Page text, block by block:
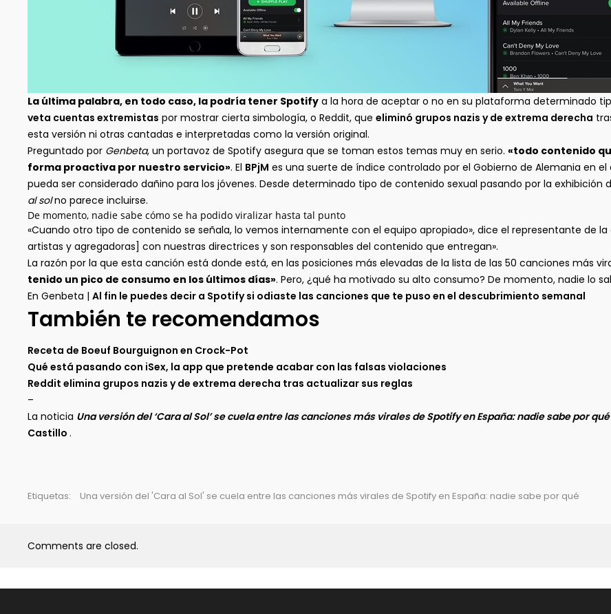
La última palabra, en todo caso, la podría tener Spotify a la hora de aceptar o no en su plataforma determinado
veta cuentas extremistas por mostrar cierta simbología, o Reddit, que eliminó grupos nazis y de extrema derecha
esta versión ni otras cantadas e interpretadas como la versión original.
Preguntado por Genbeta, un portavoz de Spotify asegura que se toman estos temas muy en serio. «todo contenido
forma proactiva por nuestro servicio». El BPjM es una suerte de índice controlado por el Gobierno de Alemania en
pueda ser considerado dañino para los jóvenes. Desde determinado tipo de contenido sexual pasando por la exhibición
al solno parece incluirse.
De momento, nadie sabe cómo se ha podido viralizar hasta tal punto
«Cuando otro tipo de contenido se señala, lo vemos internamente con el equipo apropiado», dice el representante de
artistas y agregadoras] con nuestras directrices y son responsables del contenido que entregan».
La razón por la que esta canción está donde está, en las posiciones más elevadas de la lista de las 50 canciones más
tenido un pico de consumo en los últimos días». Pero, ¿qué ha motivado su alto consumo? De momento, nadie lo
En Genbeta | Al fin le puedes decir a Spotify si odiaste las canciones que te puso en el descubrimiento semanal
También te recomendamos
Receta de Boeuf Bourguignon en Crock-Pot
Qué está pasando con iSex, la app que pretende acabar con las falsas violaciones
Reddit elimina grupos nazis y de extrema derecha tras actualizar sus reglas
–
La noticia Una versión del ‘Cara al Sol’ se cuela entre las canciones más virales de Spotify en España: nadie sabe por qué
Castillo .
Etiquetas: Una versión del 'Cara al Sol' se cuela entre las canciones más virales de Spotify en España: nadie sabe por qué
Comments are closed.